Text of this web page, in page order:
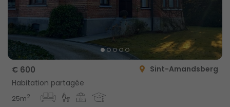
€ 600
Sint-Amandsberg
Habitation partagée
25m2